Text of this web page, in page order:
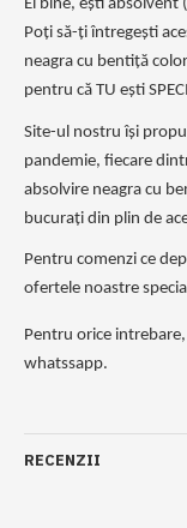
Ei bine, ești absolvent
Poți să-ți întregești
neagra cu bentiță
pentru că TU ești
Site-ul nostru își
pandemie, fiecare
absolvire neagra cu
bucurați din plin de
Pentru comenzi ce
ofertele noastre
Pentru orice
whatssapp.
RECENZII